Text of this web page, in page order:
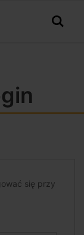
się przy